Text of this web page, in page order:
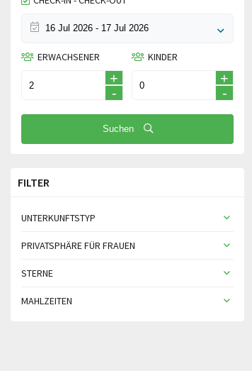
ERWACHSENER
+
-
KINDER
+
-
Suchen
FILTER
UNTERKUNFTSTYP
PRIVATSPHÄRE FÜR FRAUEN
STERNE
MAHLZEITEN